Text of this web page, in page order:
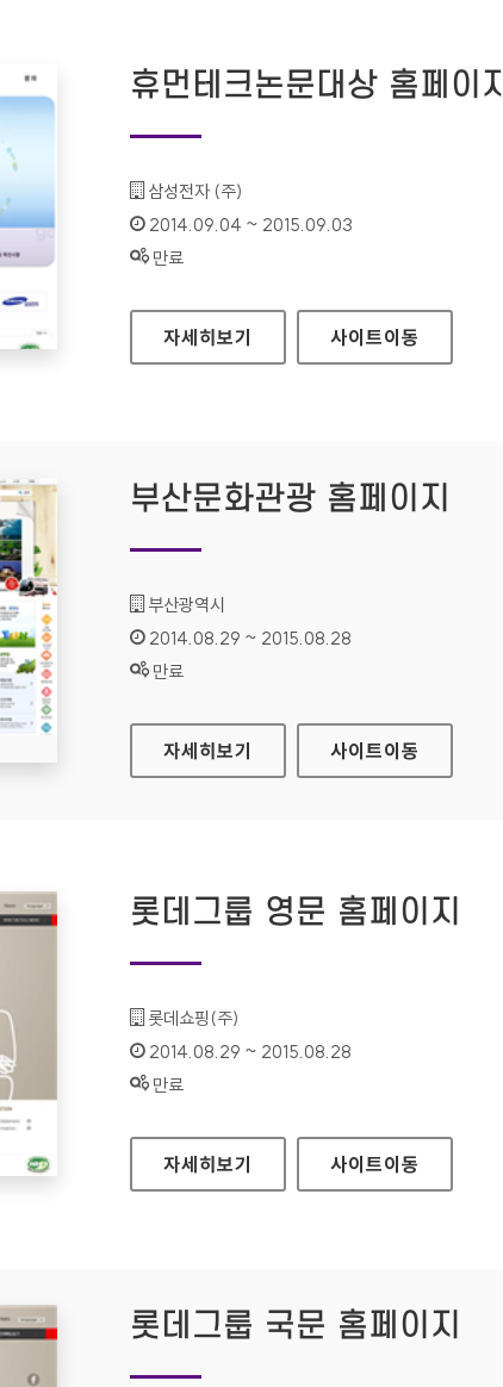
휴먼테크논문대상 홈페이지
기관명 :
삼성전자 (주)
인증기간 :
2014.09.04 ~ 2015.09.03
상태 :
만료
휴먼테크논문대상 홈페이지
자세히보기 사이트이동
부산문화관광 홈페이지
기관명 :
부산광역시
인증기간 :
2014.08.29 ~ 2015.08.28
상태 :
만료
부산문화관광 홈페이지
자세히보기 사이트이동
롯데그룹 영문 홈페이지
기관명 :
롯데쇼핑(주)
인증기간 :
2014.08.29 ~ 2015.08.28
상태 :
만료
롯데그룹 영문 홈페이지
자세히보기 사이트이동
롯데그룹 국문 홈페이지